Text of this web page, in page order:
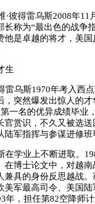
彼得雷乌斯2008年11
长称为“最出色的战争
他是卓越的将才，美
生
乌斯1970年考入西
，突然爆发出惊人的
一名的优异成绩毕业
官赏识，不久又被选
陆军指挥与参谋进修班
学业上不断进取。
在博士论文中，对越
兼具的身份反思越战
美军最高司令、美国
年，担任第82空降师